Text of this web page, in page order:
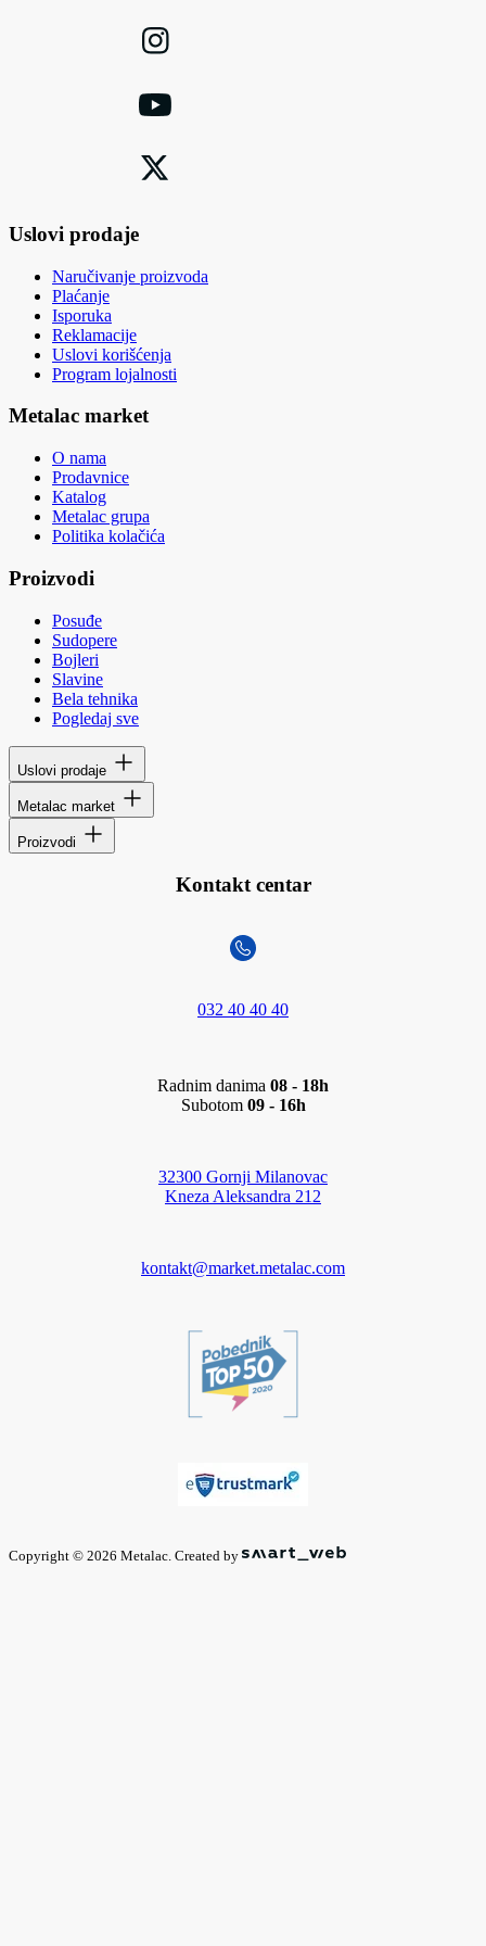
Uslovi prodaje
Naručivanje proizvoda
Plaćanje
Isporuka
Reklamacije
Uslovi korišćenja
Program lojalnosti
Metalac market
O nama
Prodavnice
Katalog
Metalac grupa
Politika kolačića
Proizvodi
Posuđe
Sudopere
Bojleri
Slavine
Bela tehnika
Pogledaj sve
Uslovi prodaje
Metalac market
Proizvodi
Kontakt centar
032 40 40 40
Radnim danima 08 - 18h
Subotom 09 - 16h
32300 Gornji Milanovac
Kneza Aleksandra 212
kontakt@market.metalac.com
Copyright © 2026 Metalac. Created by